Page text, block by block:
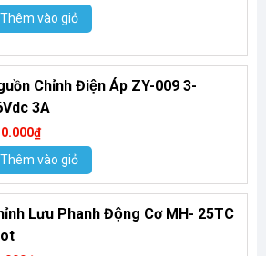
Thêm vào giỏ
Chỉnh Điện Áp ZY-009 3-
3A
Thêm vào giỏ
Lưu Phanh Động Cơ MH- 25TC